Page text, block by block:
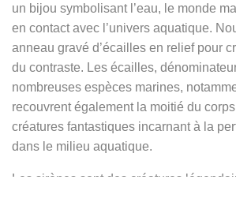
un bijou symbolisant l’eau, le monde
en contact avec l’univers aquatique.
anneau gravé d’écailles en relief pour
du contraste. Les écailles,
nombreuses espèces marines,
recouvrent également la moitié du
créatures fantastiques incarnant à la
dans le milieu aquatique.
Les sirènes sont des créatures